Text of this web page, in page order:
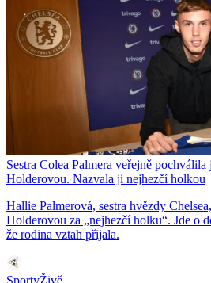
Sestra Colea Palmera veřejně
Holderovou. Nazvala ji nejhezčí holkou
Hallie Palmerová, sestra hvězdy
Holderovou za „nejhezčí holku“. Jde o
že rodina vztah přijala.